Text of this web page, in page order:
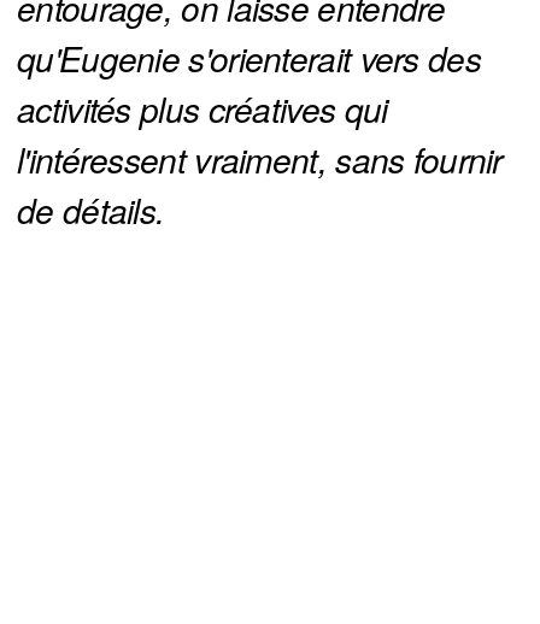
qu'Eugenie s'orienterait vers des
activités plus créatives qui
l'intéressent vraiment, sans fournir
de détails.